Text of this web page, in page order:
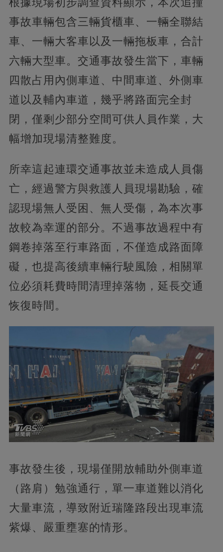
事故車輛包含三輛貨櫃車、一輛全聯結
車、一輛大客車以及一輛拖板車，合計
六輛大型車。交通事故發生當下，車輛
四散占用內側車道、中間車道、外側車
道以及輔內車道，幾乎將路面完全封
閉，僅剩少部分空間可供人員作業，大
幅增加現場清整難度。
所幸這起連環交通事故並未造成人員傷
亡，經過警方與救護人員現場勘驗，確
認現場無人受困、無人受傷，為本次事
故較為幸運的部分。不過事故過程中有
鋼卷掉落至行車路面，不僅造成路面障
礙，也提高後續車輛行駛風險，相關單
位必須耗費時間清理掉落物，延長交通
恢復時間。
事故發生後，現場僅開放輔助外側車道
（路肩）勉強通行，單一車道難以消化
大量車流，導致附近瑞隆路段出現車流
紫爆、嚴重壅塞的情形。